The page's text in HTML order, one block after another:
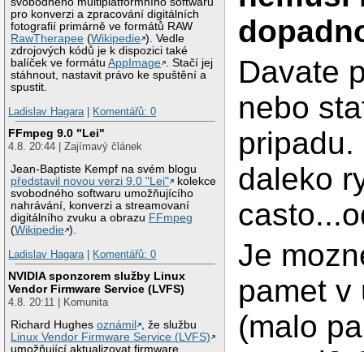
pro konverzi a zpracování digitálních
fotografií primárně ve formátů RAW
RawTherapee (Wikipedie ). Vedle
zdrojových kódů je k dispozici také
balíček ve formátuAppImage . Stačí jej
stáhnout, nastavit právo ke spuštění a
spustit.
Ladislav Hagara| Komentářů: 0
FFmpeg 9.0 "Lei"
4.8. 20:44 | Zajímavý článek
Jean-Baptiste Kempf na svém blogu
představil novou verzi 9.0 "Lei"
kolekce
svobodného softwaru umožňujícího
nahrávání, konverzi a streamovaní
digitálního zvuku a obrazu FFmpeg
(Wikipedie ).
Ladislav Hagara| Komentářů: 0
NVIDIA sponzorem služby Linux
Vendor Firmware Service (LVFS)
4.8. 20:11 | Komunita
Richard Hughesoznámil
, že službu
Linux Vendor Firmware Service (LVFS)
umožňující aktualizovat firmware
Davate
nebo
daleko
Je
pamet v
(malo